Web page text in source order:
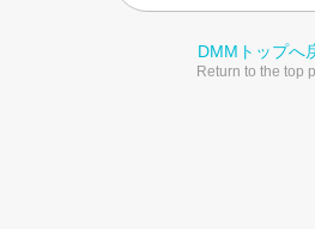
DMMトップへ
Return to the top